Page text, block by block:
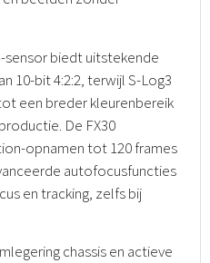
sensor biedt uitstekende
10-bit 4:2:2, terwijl S-Log3
een breder kleurenbereik
De FX30
opnamen tot 120 frames
autofocusfuncties
en tracking, zelfs bij
chassis en actieve